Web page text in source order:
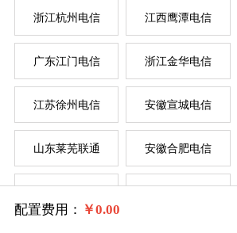
浙江杭州电信 江西鹰潭电信
广东江门电信 浙江金华电信
江苏徐州电信 安徽宣城电信
山东莱芜联通 安徽合肥电信
规格
配置费用： ￥0.00